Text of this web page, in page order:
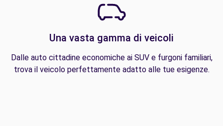
Una vasta gamma di veicoli
Dalle auto cittadine economiche ai SUV e furgoni familiari,
trova il veicolo perfettamente adatto alle tue esigenze.